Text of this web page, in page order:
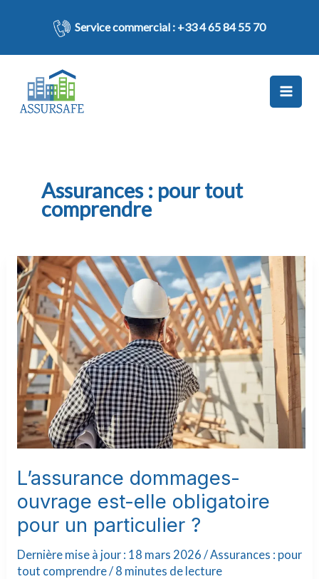
Service commercial : +33 4 65 84 55 70
Assurances : pour tout
comprendre
L’assurance dommages-
ouvrage est-elle obligatoire
pour un particulier ?
Dernière mise à jour : 18 mars 2026 /Assurances : pour
tout comprendre/ 8 minutes de lecture
L’assurance
dommages-
ouvrage
est-
elle
obligatoire
pour
un
particulier
?